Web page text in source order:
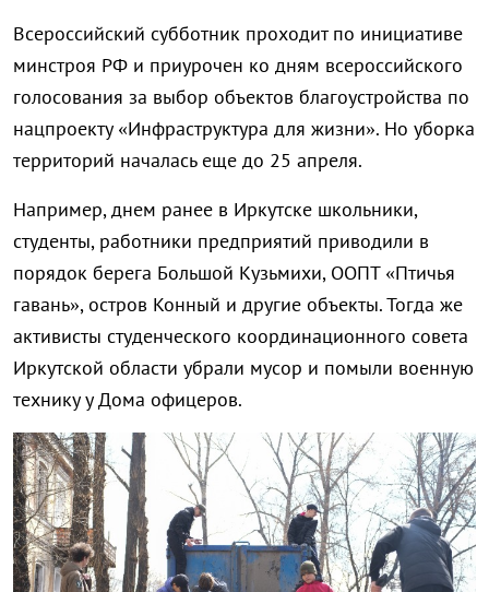
Всероссийский субботник проходит по инициативе
минстроя РФ и приурочен ко дням всероссийского
голосования за выбор объектов благоустройства по
нацпроекту «Инфраструктура для жизни». Но уборка
территорий началась еще до 25 апреля.
Например, днем ранее в Иркутске школьники,
студенты, работники предприятий приводили в
порядок берега Большой Кузьмихи, ООПТ «Птичья
гавань», остров Конный и другие объекты. Тогда же
активисты студенческого координационного совета
Иркутской области убрали мусор и помыли военную
технику у Дома офицеров.